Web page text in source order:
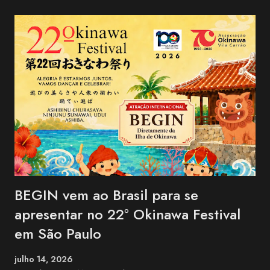
BEGIN vem ao Brasil para se
apresentar no 22º Okinawa Festival
em São Paulo
julho 14, 2026